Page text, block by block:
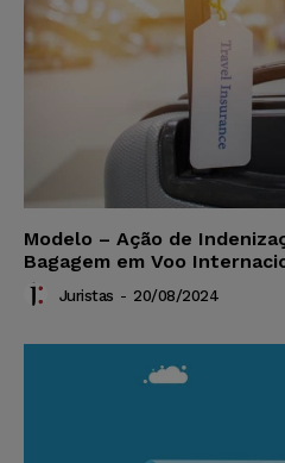
Modelo – Ação de
Bagagem em Voo
Juristas - 20/08/2024